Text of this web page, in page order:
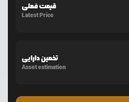
قیمت فعلی
Latest Price
تخمین دارایی
Asset estimation